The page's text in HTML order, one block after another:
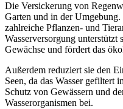
Die Versickerung von
Garten und in der
zahlreiche Pflanzen- und
Wasserversorgung unterstützt
Gewächse und fördert das
Außerdem reduziert sie den
Seen, da das Wasser gefiltert
Schutz von Gewässern und
Wasserorganismen bei.